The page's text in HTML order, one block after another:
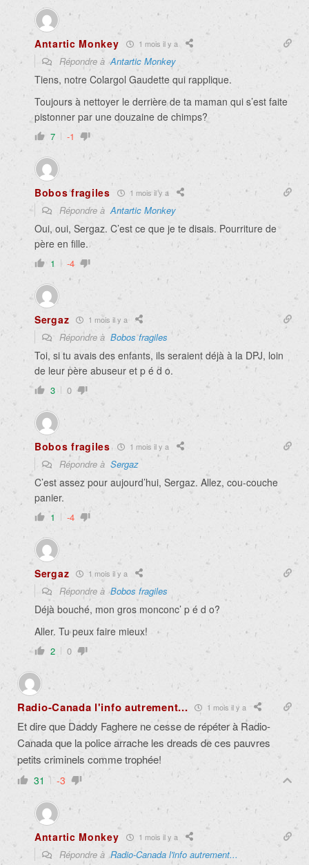
Antartic Monkey 1 mois il y a
Répondre àAntartic Monkey
Tiens, notre Colargol Gaudette qui rapplique.
Toujours à nettoyer le derrière de ta maman qui s’est faite
pistonner par une douzaine de chimps?
7 -1
Bobos fragiles 1 mois il y a
Répondre àAntartic Monkey
Oui, oui, Sergaz. C’est ce que je te disais. Pourriture de
père en fille.
1 -4
Sergaz 1 mois il y a
Répondre à Bobos fragiles
Toi, si tu avais des enfants, ils seraient déjà à la DPJ, loin
de leur père abuseur et p é d o.
3 0
Bobos fragiles 1 mois il y a
Répondre à Sergaz
C’est assez pour aujourd’hui, Sergaz. Allez, cou-couche
panier.
1 -4
Sergaz 1 mois il y a
Répondre àBobos fragiles
Déjà bouché, mon gros monconc’ p é d o?
Aller. Tu peux faire mieux!
2 0
Radio-Canada l'info autrement... 1 mois il y a
Et dire que Daddy Faghere ne cesse de répéter à Radio-
Canada que la police arrache les dreads de ces pauvres
petits criminels comme trophée!
31 -3
Antartic Monkey 1 mois il y a
Répondre àRadio-Canada l'info autrement...